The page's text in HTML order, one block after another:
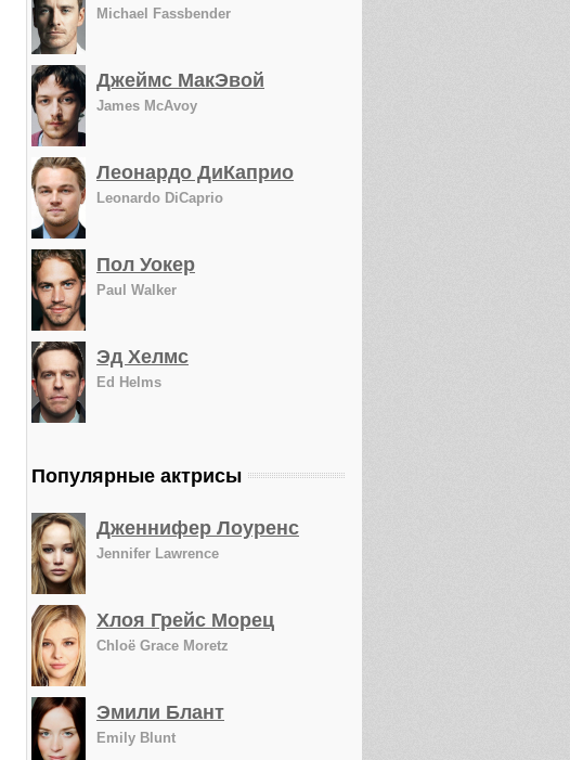
Michael Fassbender
Джеймс МакЭвой
James McAvoy
Леонардо ДиКаприо
Leonardo DiCaprio
Пол Уокер
Paul Walker
Эд Хелмс
Ed Helms
Популярные актрисы
Дженнифер Лоуренс
Jennifer Lawrence
Хлоя Грейс Морец
Chloë Grace Moretz
Эмили Блант
Emily Blunt